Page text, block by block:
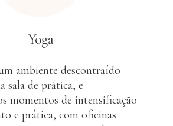
Yoga
ambiente descontraído
sala de prática, e
momentos de intensificação
e prática, com oficinas